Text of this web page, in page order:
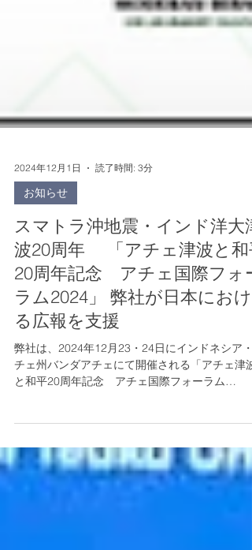
2024年12月1日
お知らせ
スマトラ沖地震・インド洋大津
波20周年 「アチェ津波と和
20周年記念 アチェ国際フォー
ラム2024」 弊社が日本におけ
る広報を支援
弊社は、2024年12月23・24日にインドネシア・
チェ州バンダアチェにて開催される「アチェ津波
2024『AGAMA, KEBERSAMAAN DAN
に関して、日本における広...